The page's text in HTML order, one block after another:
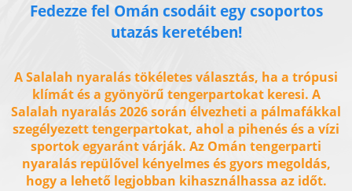
Fedezze fel Omán csodáit egy csoportos
utazás keretében!
A Salalah nyaralás tökéletes választás, ha a trópusi
klímát és a gyönyörű tengerpartokat keresi. A
Salalah nyaralás 2026 során élvezheti a pálmafákkal
szegélyezett tengerpartokat, ahol a pihenés és a vízi
sportok egyaránt várják. Az Omán tengerparti
nyaralás repülővel kényelmes és gyors megoldás,
hogy a lehető legjobban kihasználhassa az időt.